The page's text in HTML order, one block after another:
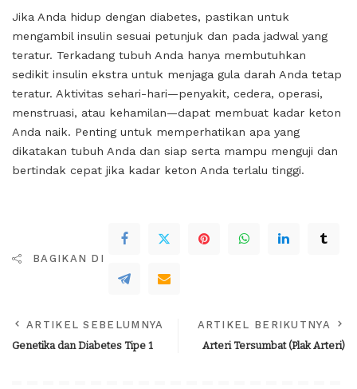
Jika Anda hidup dengan diabetes, pastikan untuk
mengambil insulin sesuai petunjuk dan pada jadwal yang
teratur. Terkadang tubuh Anda hanya membutuhkan
sedikit insulin ekstra untuk menjaga gula darah Anda tetap
teratur. Aktivitas sehari-hari—penyakit, cedera, operasi,
menstruasi, atau kehamilan—dapat membuat kadar keton
Anda naik. Penting untuk memperhatikan apa yang
dikatakan tubuh Anda dan siap serta mampu menguji dan
bertindak cepat jika kadar keton Anda terlalu tinggi.
BAGIKAN DI
ARTIKEL SEBELUMNYA
Genetika dan Diabetes Tipe 1
ARTIKEL BERIKUTNYA
Arteri Tersumbat (Plak Arteri)